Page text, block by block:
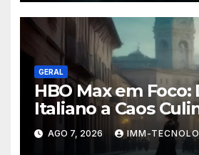
GERAL
HBO Max em Foco:
Italiano a Caos
Novidades
Semana (16 a 22 de
AGO 7, 2026 IMM-